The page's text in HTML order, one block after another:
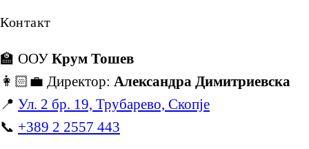
Контакт
🏫 ООУ Крум Тошев
👩🏻‍💼 Директор: Александра Димитриевска
📍 Ул. 2 бр. 19, Трубарево, Скопје
📞 +389 2 2557 443